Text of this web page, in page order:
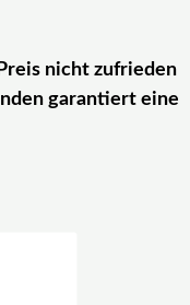
nicht zufrieden
garantiert eine